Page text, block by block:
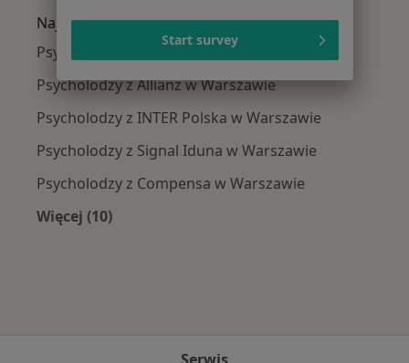
Najpopularniejsze ubezpieczenia
Psycholodzy z Medicover w Warszawie
Psycholodzy z Allianz w Warszawie
Psycholodzy z INTER Polska w Warszawie
Psycholodzy z Signal Iduna w Warszawie
Psycholodzy z Compensa w Warszawie
Więcej (10)
Start survey